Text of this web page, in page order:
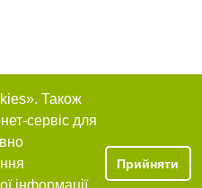
Також
сервіс для
інформації.
Прийняти